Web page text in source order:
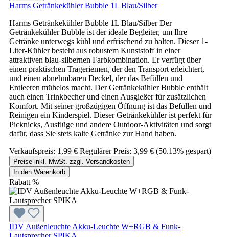
Harms Getränkekühler Bubble 1L Blau/Silber
Harms Getränkekühler Bubble 1L Blau/Silber Der
Getränkekühler Bubble ist der ideale Begleiter, um Ihre
Getränke unterwegs kühl und erfrischend zu halten. Dieser 1-
Liter-Kühler besteht aus robustem Kunststoff in einer
attraktiven blau-silbernen Farbkombination. Er verfügt über
einen praktischen Trageriemen, der den Transport erleichtert,
und einen abnehmbaren Deckel, der das Befüllen und
Entleeren mühelos macht. Der Getränkekühler Bubble enthält
auch einen Trinkbecher und einen Ausgießer für zusätzlichen
Komfort. Mit seiner großzügigen Öffnung ist das Befüllen und
Reinigen ein Kinderspiel. Dieser Getränkekühler ist perfekt für
Picknicks, Ausflüge und andere Outdoor-Aktivitäten und sorgt
dafür, dass Sie stets kalte Getränke zur Hand haben.
Verkaufspreis: 1,99 € Regulärer Preis: 3,99 € (50.13% gespart)
Preise inkl. MwSt. zzgl. Versandkosten
In den Warenkorb
Rabatt %
IDV Außenleuchte Akku-Leuchte W+RGB & Funk-